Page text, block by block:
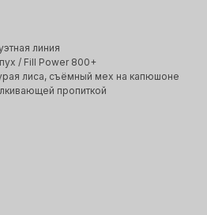
линия
/ Fill Power 800+
лиса, съёмный мех на капюшоне
пропиткой